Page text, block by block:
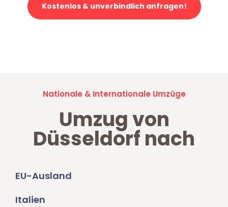
Kostenlos & unverbindlich anfragen!
Nationale & Internationale Umzüge
Umzug von
Düsseldorf nach
EU-Ausland
Italien